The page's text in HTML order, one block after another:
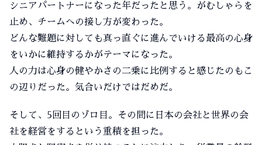
シニアパートナーになった年だったと思う。がむしゃらを
止め、チームへの接し方が変わった。
どんな難題に対しても真っ直ぐに進んでいける最高の心身
をいかに維持するかがテーマになった。
人の力は心身の健やかさの二乗に比例すると感じたのもこ
の辺りだった。気合いだけではだめだ。
そして、5回目のゾロ目。その間に日本の会社と世界の会
社を経営をするという重積を担った。